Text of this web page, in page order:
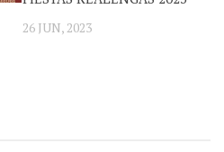
26 JUN, 2023